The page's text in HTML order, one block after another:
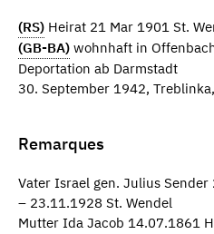
(RS) Heirat 21 Mar 1901 St.
(GB-BA) wohnhaft in
Deportation ab Darmstadt
30. September 1942,
Remarques
Vater Israel gen. Julius
– 23.11.1928 St. Wendel
Mutter Ida Jacob 14.07.1861